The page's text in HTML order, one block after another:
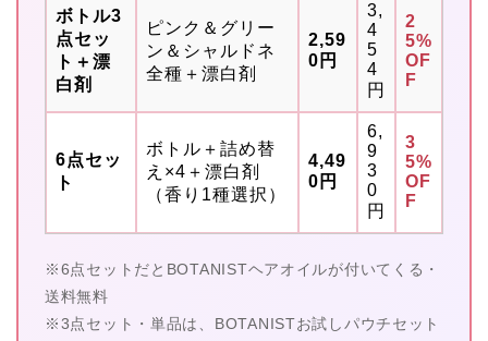
ボトル3
点セッ
ト＋漂
白剤
ピンク＆グリー
ン＆シャルドネ
全種＋漂白剤
2,59
0円
3,
4
5
4
円
2
5%
OF
F
6点セッ
ト
ボトル＋詰め替
え×4＋漂白剤
（香り1種選択）
4,49
0円
6,
9
3
0
円
3
5%
OF
F
※6点セットだとBOTANISTヘアオイルが付いてくる・
送料無料
※3点セット・単品は、BOTANISTお試しパウチセット